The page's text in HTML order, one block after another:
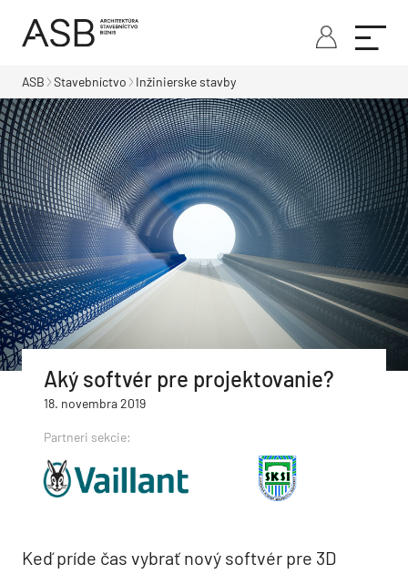
ASB Stavebníctvo Inžinierske stavby
Aký softvér pre projektovanie?
18. novembra 2019
Partneri sekcie:
Keď príde čas vybrať nový softvér pre 3D